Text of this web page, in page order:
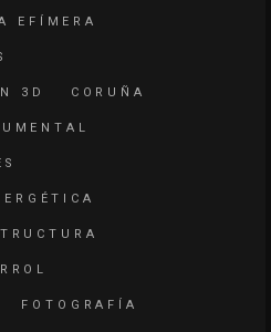
EFÍMERA
3D CORUÑA
FOTOGRAFÍA